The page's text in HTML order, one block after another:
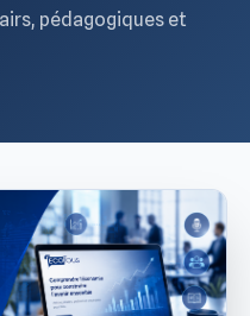
pédagogiques et